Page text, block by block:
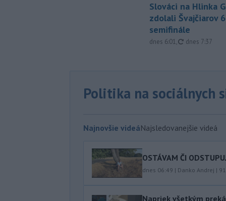
Slováci na Hlinka
zdolali Švajčiarov
semifinále
dnes 6:01, aktualizované
dnes 7:37
Politika na sociálnych
Najnovšie videáNajsledovanejšie videá
OSTÁVAM ČI
dnes 06:49 | Danko Andrej | 91
Napriek všetkým